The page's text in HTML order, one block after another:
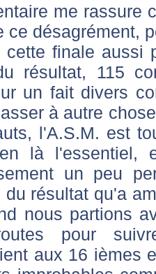
me rassure
ce désagrément,
finale aussi
résultat, 115
un fait divers
à autre
l'A.S.M. est
là l'essentiel,
un peu
du résultat qu'a
nous partions
pour
aux 16 ièmes